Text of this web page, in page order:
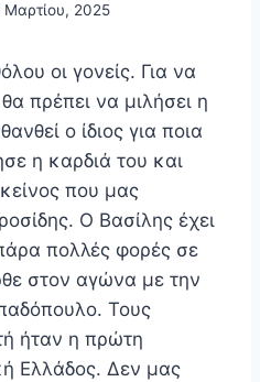
Μαρτίου, 2025
οι γονείς. Για να
πρέπει να μιλήσει η
ο ίδιος για ποια
η καρδιά του και
που μας
Ο Βασίλης έχει
πολλές φορές σε
στον αγώνα με την
Τους
ήταν η πρώτη
Ελλάδος. Δεν μας